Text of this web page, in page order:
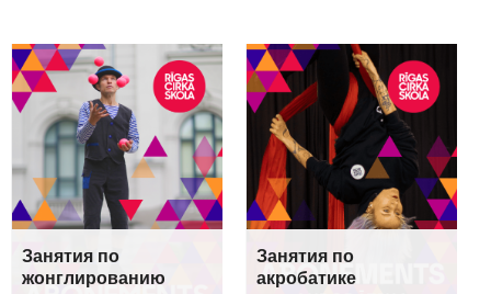
Занятия по
жонглированию
Занятия по
акробатике